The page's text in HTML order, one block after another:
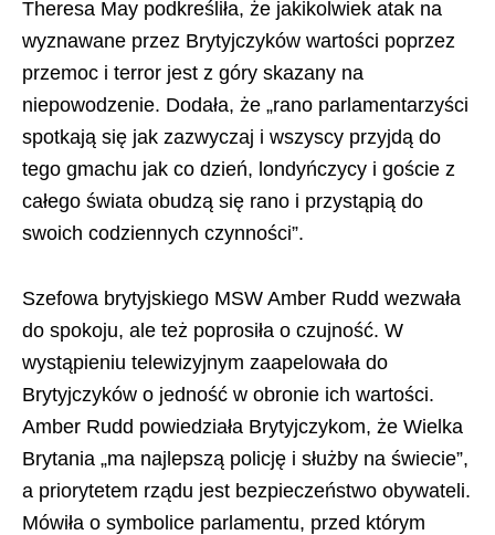
Theresa May podkreśliła, że jakikolwiek atak na
wyznawane przez Brytyjczyków wartości poprzez
przemoc i terror jest z góry skazany na
niepowodzenie. Dodała, że „rano parlamentarzyści
spotkają się jak zazwyczaj i wszyscy przyjdą do
tego gmachu jak co dzień, londyńczycy i goście z
całego świata obudzą się rano i przystąpią do
swoich codziennych czynności”.
Szefowa brytyjskiego MSW Amber Rudd wezwała
do spokoju, ale też poprosiła o czujność. W
wystąpieniu telewizyjnym zaapelowała do
Brytyjczyków o jedność w obronie ich wartości.
Amber Rudd powiedziała Brytyjczykom, że Wielka
Brytania „ma najlepszą policję i służby na świecie”,
a priorytetem rządu jest bezpieczeństwo obywateli.
Mówiła o symbolice parlamentu, przed którym